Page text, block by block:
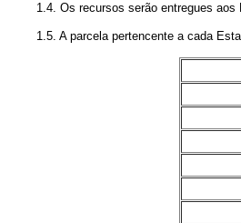
1.4. Os recursos serão entregues aos
1.5. A parcela pertencente a cada